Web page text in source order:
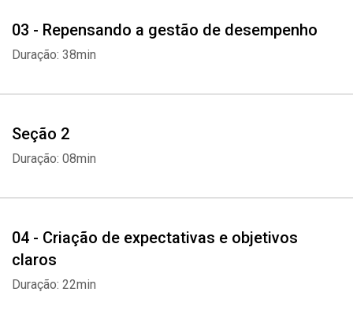
03 - Repensando a gestão de desempenho
Duração: 38min
Seção 2
Duração: 08min
04 - Criação de expectativas e objetivos
claros
Duração: 22min